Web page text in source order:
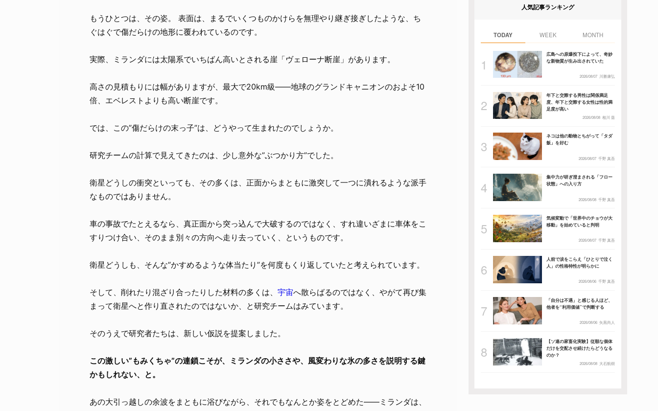
もうひとつは、その姿。 表面は、まるでいくつものかけらを無理やり継ぎ接ぎしたような、ち
ぐはぐで傷だらけの地形に覆われているのです。
実際、ミランダには太陽系でいちばん高いとされる崖「ヴェローナ断崖」があります。
高さの見積もりには幅がありますが、最大で20km級——地球のグランドキャニオンのおよそ10
倍、エベレストよりも高い断崖です。
では、この”傷だらけの末っ子”は、どうやって生まれたのでしょうか。
研究チームの計算で見えてきたのは、少し意外な”ぶつかり方”でした。
衛星どうしの衝突といっても、その多くは、正面からまともに激突して一つに潰れるような派手
なものではありません。
車の事故でたとえるなら、真正面から突っ込んで大破するのではなく、すれ違いざまに車体をこ
すりつけ合い、そのまま別々の方向へ走り去っていく、というものです。
衛星どうしも、そんな”かすめるような体当たり”を何度もくり返していたと考えられています。
そして、削れたり混ざり合ったりした材料の多くは、 宇宙へ散らばるのではなく、やがて再び集
まって衛星へと作り直されたのではないか、と研究チームはみています。
そのうえで研究者たちは、新しい仮説を提案しました。
この激しい”もみくちゃ”の連鎖こそが、ミランダの小ささや、風変わりな氷の多さを説明する鍵
かもしれない、と。
あの大引っ越しの余波をまともに浴びながら、それでもなんとか姿をとどめた——ミランダは、
人気記事ランキング
TODAY WEEK MONTH
広島への原爆投下によって、奇妙
な新物質が生み出されていた
2026/08/07 川勝康弘
年下と交際する男性は関係満足
度、年下と交際する女性は性的満
足度が高い
2026/08/08 相川 葵
ネコは他の動物とちがって「タダ
飯」を好む
2026/08/07 千野 真吾
集中力が研ぎ澄まされる「フロー
状態」への入り方
2026/08/08 千野 真吾
気候変動で「世界中のチョウが大
移動」を始めていると判明
2026/08/07 千野 真吾
人前で涙をこらえ「ひとりで泣く
人」の性格特性が明らかに
2026/08/06 千野 真吾
「自分は不遇」と感じる人ほど、
他者を“利用価値”で判断する
2026/08/06 矢黒尚人
【ソ連の家畜化実験】従順な個体
だけを交配させ続けたらどうなる
のか？
2026/08/08 大石航樹